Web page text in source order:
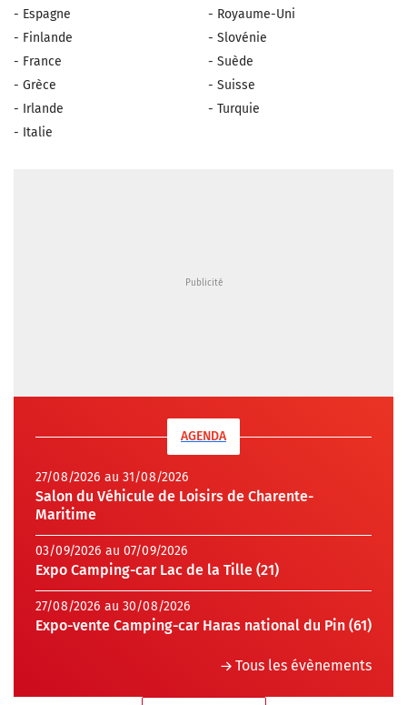
- Espagne
- Finlande
- France
- Grèce
- Irlande
- Italie
- Royaume-Uni
- Slovénie
- Suède
- Suisse
- Turquie
AGENDA
27/08/2026 au 31/08/2026
Salon du Véhicule de Loisirs de Charente-
Maritime
03/09/2026 au 07/09/2026
Expo Camping-car Lac de la Tille (21)
27/08/2026 au 30/08/2026
Expo-vente Camping-car Haras national du Pin (61)
Tous les évènements